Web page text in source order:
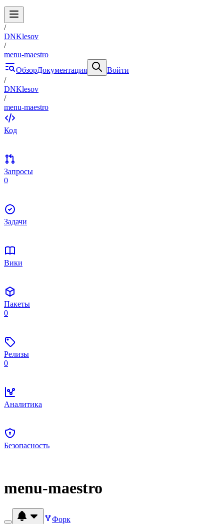
/
DNKlesov
/
menu-maestro
ОбзорДокументация
Войти
/
DNKlesov
/
menu-maestro
Код
Запросы
0
Задачи
Вики
Пакеты
0
Релизы
0
Аналитика
Безопасность
menu-maestro
Форк